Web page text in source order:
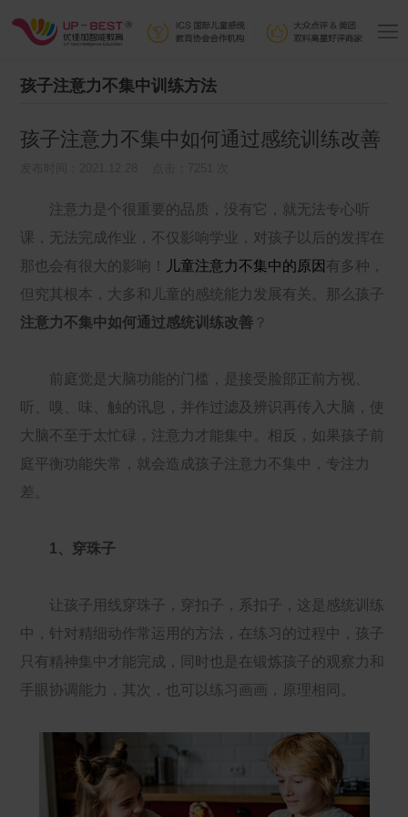
孩子注意力不集中训练方法
孩子注意力不集中如何通过感统训练改善
注意力是个很重要的品质，没有它，就无法专心听
课，无法完成作业，不仅影响学业，对孩子以后的发挥在
那也会有很大的影响！
儿童注意力不集中的原因 有多种，
但究其根本，大多和儿童的感统能力发展有关。那么孩子
注意力不集中如何通过感统训练改善 ？
前庭觉是大脑功能的门槛，是接受脸部正前方视、
听、嗅、味、触的讯息，并作过滤及辨识再传入大脑，使
大脑不至于太忙碌，注意力才能集中。相反，如果孩子前
庭平衡功能失常，就会造成孩子注意力不集中，专注力
差。
1、穿珠子
让孩子用线穿珠子，穿扣子，系扣子，这是感统训练
中，针对精细动作常运用的方法，在练习的过程中，孩子
只有精神集中才能完成，同时也是在锻炼孩子的观察力和
手眼协调能力，其次，也可以练习画画，原理相同。